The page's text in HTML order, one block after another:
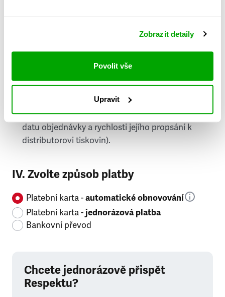
Zobrazit detaily
Povolit vše
Upravit
doručování týdeníku Respekt v tištěné verzi, na
první vydání ve vaší schránce se můžete těšit
příští, nejpozději přespříští týden (v závislosti na
datu objednávky a rychlosti jejího propsání k
distributorovi tiskovin).
IV. Zvolte způsob platby
Platební karta -automatické obnovování
Platební karta -jednorázová platba
Bankovní převod
Chcete jednorázově přispět
Respektu?